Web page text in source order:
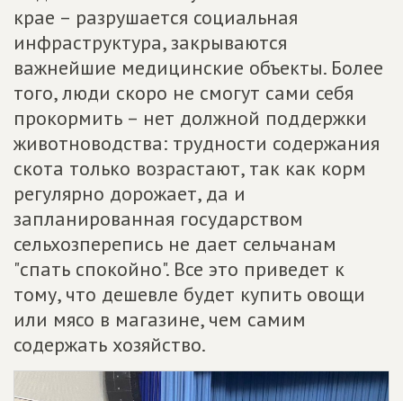
крае – разрушается социальная
инфраструктура, закрываются
важнейшие медицинские объекты. Более
того, люди скоро не смогут сами себя
прокормить – нет должной поддержки
животноводства: трудности содержания
скота только возрастают, так как корм
регулярно дорожает, да и
запланированная государством
сельхозперепись не дает сельчанам
"спать спокойно". Все это приведет к
тому, что дешевле будет купить овощи
или мясо в магазине, чем самим
содержать хозяйство.